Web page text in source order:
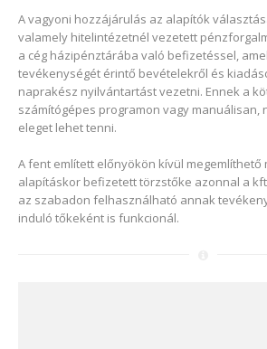
A vagyoni hozzájárulás az alapítók
valamely hitelintézetnél vezetett
a cég házipénztárába való befizetéssel,
tevékenységét érintő bevételekről és
naprakész nyilvántartást vezetni. Ennek a
számítógépes programon vagy manuálisan,
eleget lehet tenni.
A fent említett előnyökön kívül megemlíthető
alapításkor befizetett törzstőke azonnal a
az szabadon felhasználható annak
induló tőkeként is funkcionál.